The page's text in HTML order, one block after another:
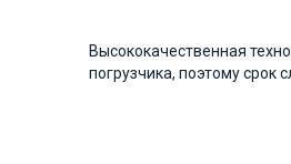
Высококачественная
погрузчика, поэтому